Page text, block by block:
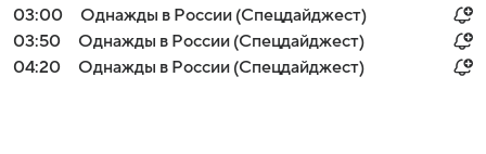
03:00
Однажды в России (Спецдайджест)
03:50
Однажды в России (Спецдайджест)
04:20
Однажды в России (Спецдайджест)